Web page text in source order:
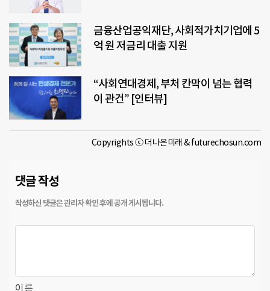
금융산업공익재단, 사회적가치기업에 5
억 원 저금리 대출 지원
“사회연대경제, 부처 칸막이 넘는 협력
이 관건” [인터뷰]
Copyrights ⓒ 더나은미래 & futurechosun.com
댓글 작성
이름